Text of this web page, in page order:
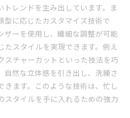
トレンドを生み出しています。ま
型に応じたカスタマイズ技術で
ザーを使用し、繊細な調整が可能
たスタイルを実現できます。例え
スチャーカットといった技法を巧
自然な立体感を引き出し、洗練さ
きます。このような技術は、忙し
スタイルを手に入れるための強力